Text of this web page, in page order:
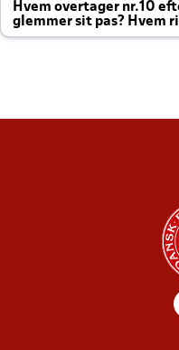
Hvem overtager nr.10
glemmer sit pas? Hvem
altid til efter kampe?